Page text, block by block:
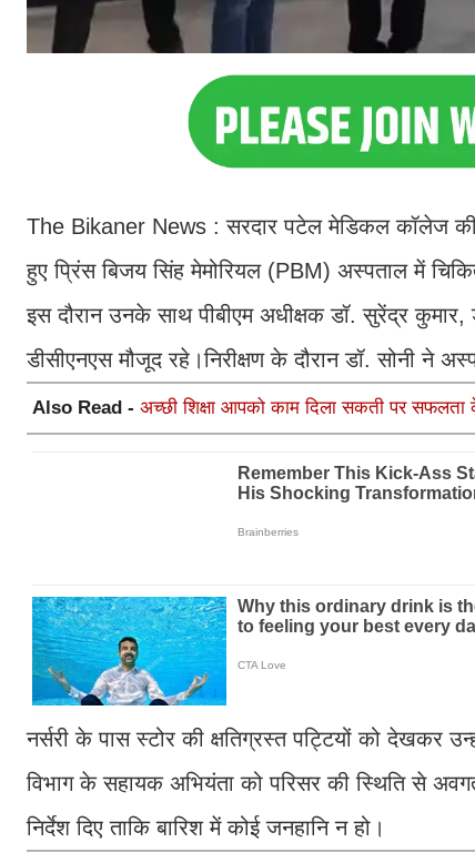
The Bikaner News : सरदार पटेल मेडिकल कॉलेज की
हुए प्रिंस बिजय सिंह मेमोरियल (PBM) अस्पताल में
इस दौरान उनके साथ पीबीएम अधीक्षक डॉ. सुरेंद्र
डीसीएनएस मौजूद रहे।निरीक्षण के दौरान डॉ. सोनी ने
Also Read - अच्छी शिक्षा आपको काम दिला सकती पर
नर्सरी के पास स्टोर की क्षतिग्रस्त पट्टियों को देखकर
विभाग के सहायक अभियंता को परिसर की स्थिति से
निर्देश दिए ताकि बारिश में कोई जनहानि न हो।